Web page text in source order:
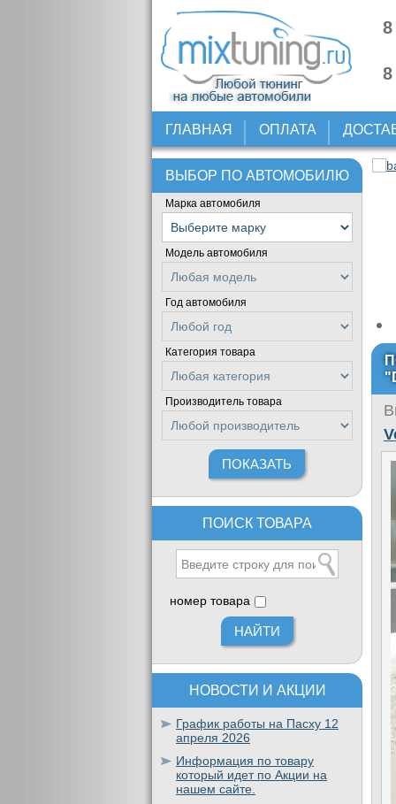
ГЛАВНАЯ ОПЛАТА
ВЫБОР ПО АВТОМОБИЛЮ
Марка автомобиля
Модель автомобиля
Год автомобиля
Категория товара
Производитель товара
ПОИСК ТОВАРА
номер товара
НОВОСТИ И АКЦИИ
График работы на Пасху 12
апреля 2026
Информация по товару
который идет по Акции на
нашем сайте.